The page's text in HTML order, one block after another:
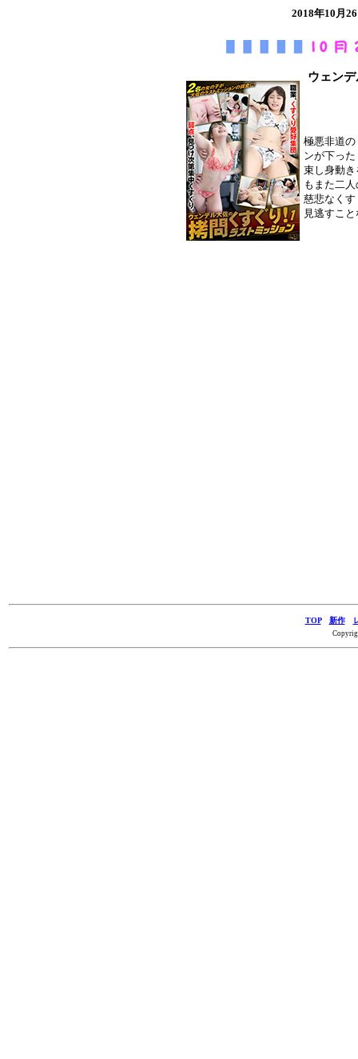
2018年10月
ウェン
極悪非道
ンが下っ
束し身動
もまた二
慈悲なく
見逃すこ
TOP 新作